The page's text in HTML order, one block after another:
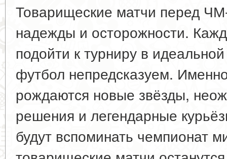
Товарищеские матчи перед
надежды и осторожности.
подойти к турниру в
футбол непредсказуем.
рождаются новые звёзды,
решения и легендарные
будут вспоминать чемпионат